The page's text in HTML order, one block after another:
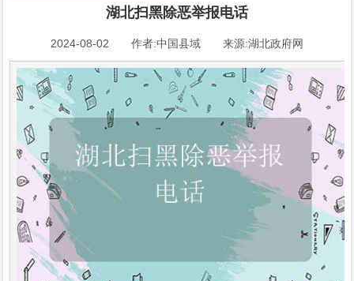
湖北扫黑除恶举报电话
2024-08-02 作者:中国县域 来源:湖北政府网